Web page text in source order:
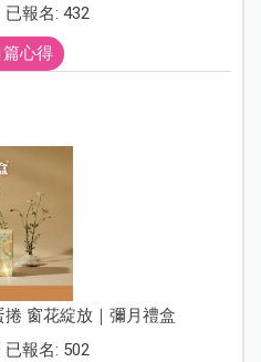
已報名: 432
篇心得
捲 窗花綻放｜彌月禮盒
已報名: 502